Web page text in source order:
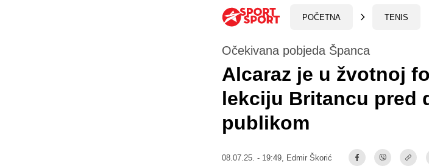
POČETNA TENIS
Očekivana pobjeda Španca
Alcaraz je u žvotnoj
lekciju Britancu pred
publikom
08.07.25. - 19:49, Edmir Škorić